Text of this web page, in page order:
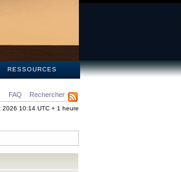
RESSOURCES
FAQ Rechercher
2026 10:14 UTC + 1 heure